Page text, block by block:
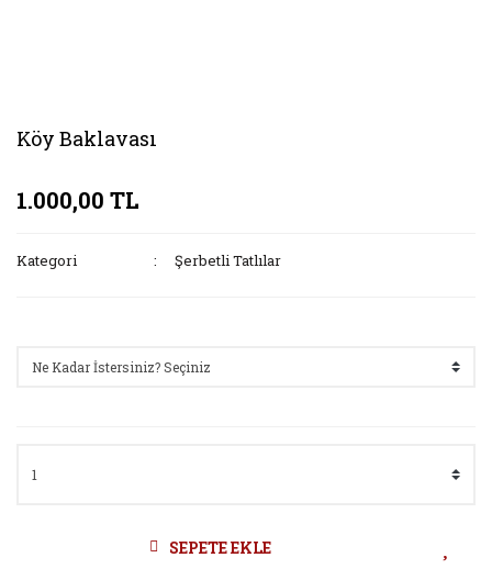
Köy Baklavası
1.000,00 TL
Kategori Şerbetli Tatlılar
SEPETE EKLE